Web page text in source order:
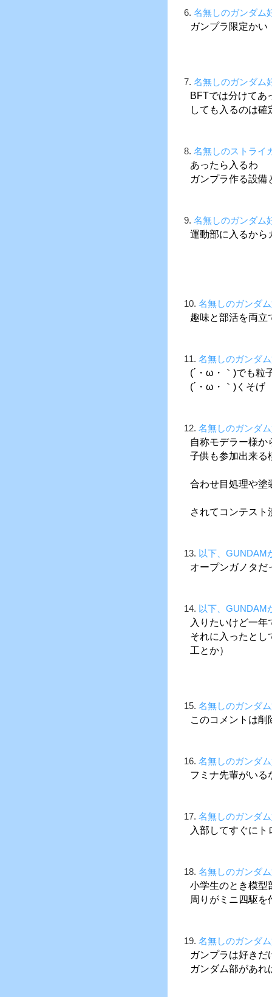
6. 名無しのガンダム
ガンプラ限定かい
7. 名無しのガンダム
BFTでは分けてあ
しても入るのは確
8. 名無しのストライ
あったら入るわ
ガンプラ作る設
9. 名無しのガンダム
運動部に入るから
10. 名無しのガンダ
趣味と部活を両立
11. 名無しのガンダ
(´・ω・｀)でも粒
(´・ω・｀)くそげ
12. 名無しのガンダ
自称モデラー様
子供も参加出来る
合わせ目処理や塗
されてコンテス
13. 以下、GUNDAM
オープンガノタだ
14. 以下、GUNDAM
入りたいけど一
それに入ったとし
工とか）
15. 名無しのガンダ
このコメントは
16. 名無しのガンダ
フミナ先輩がいる
17. 名無しのガンダ
入部してすぐに
18. 名無しのガンダ
小学生のとき模型
周りがミニ四駆
19. 名無しのガンダ
ガンプラは好き
ガンダム部があれ